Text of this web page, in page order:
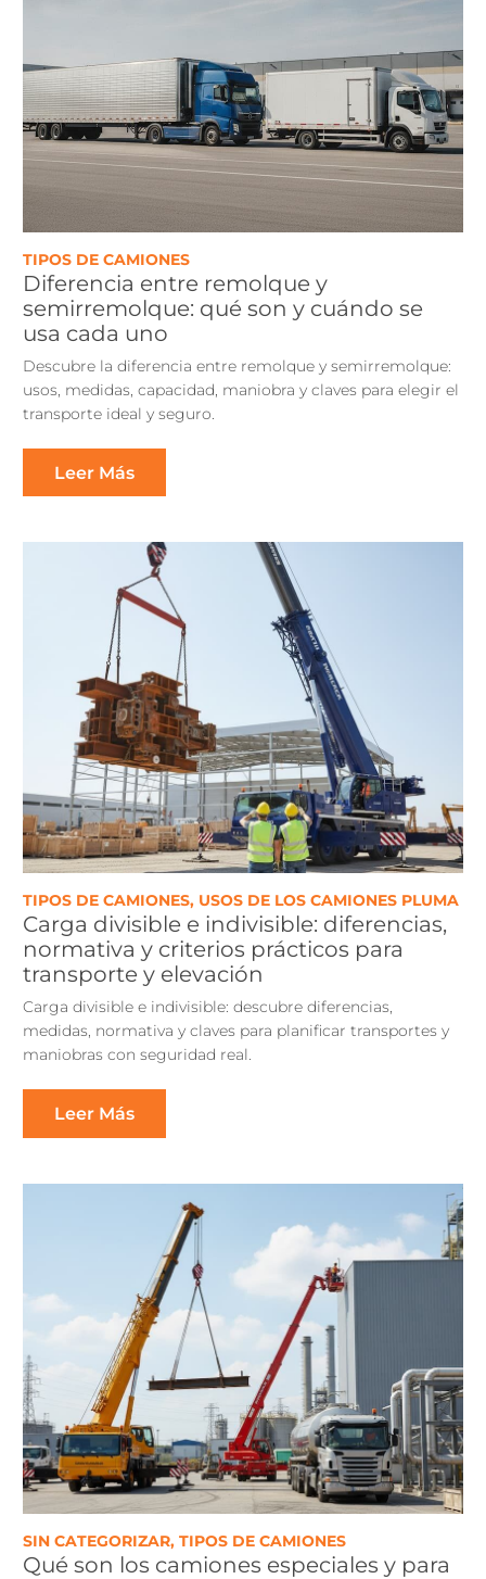
TIPOS DE CAMIONES
Diferencia entre remolque y
semirremolque: qué son y cuándo se
usa cada uno
Descubre la diferencia entre remolque y semirremolque:
usos, medidas, capacidad, maniobra y claves para elegir el
transporte ideal y seguro.
Leer Más
TIPOS DE CAMIONES, USOS DE LOS CAMIONES PLUMA
Carga divisible e indivisible: diferencias,
normativa y criterios prácticos para
transporte y elevación
Carga divisible e indivisible: descubre diferencias,
medidas, normativa y claves para planificar transportes y
maniobras con seguridad real.
Leer Más
SIN CATEGORIZAR, TIPOS DE CAMIONES
Qué son los camiones especiales y para